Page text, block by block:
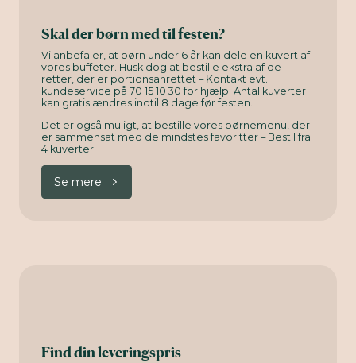
Skal der børn med til festen?
Vi anbefaler, at børn under 6 år kan dele en kuvert af
vores buffeter. Husk dog at bestille ekstra af de
retter, der er portionsanrettet – Kontakt evt.
kundeservice på 70 15 10 30 for hjælp. Antal kuverter
kan gratis ændres indtil 8 dage før festen.
Det er også muligt, at bestille vores børnemenu, der
er sammensat med de mindstes favoritter – Bestil fra
4 kuverter.
Se mere
Find din leveringspris